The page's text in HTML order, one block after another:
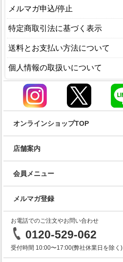
メルマガ申込/停止
特定商取引法に基づく表示
送料とお支払い方法について
個人情報の取扱いについて
オンラインショップTOP
店舗案内
会員メニュー
メルマガ登録
お電話でのご注文やお問い合わせ
0120-529-062
受付時間 10:00〜17:00(弊社休業日を除く)